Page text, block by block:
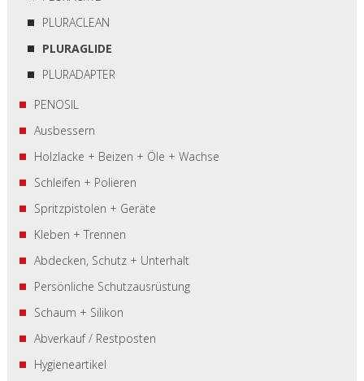
PLURACLEAN
PLURAGLIDE
PLURADAPTER
PENOSIL
Ausbessern
Holzlacke + Beizen + Öle + Wachse
Schleifen + Polieren
Spritzpistolen + Geräte
Kleben + Trennen
Abdecken, Schutz + Unterhalt
Persönliche Schutzausrüstung
Schaum + Silikon
Abverkauf / Restposten
Hygieneartikel